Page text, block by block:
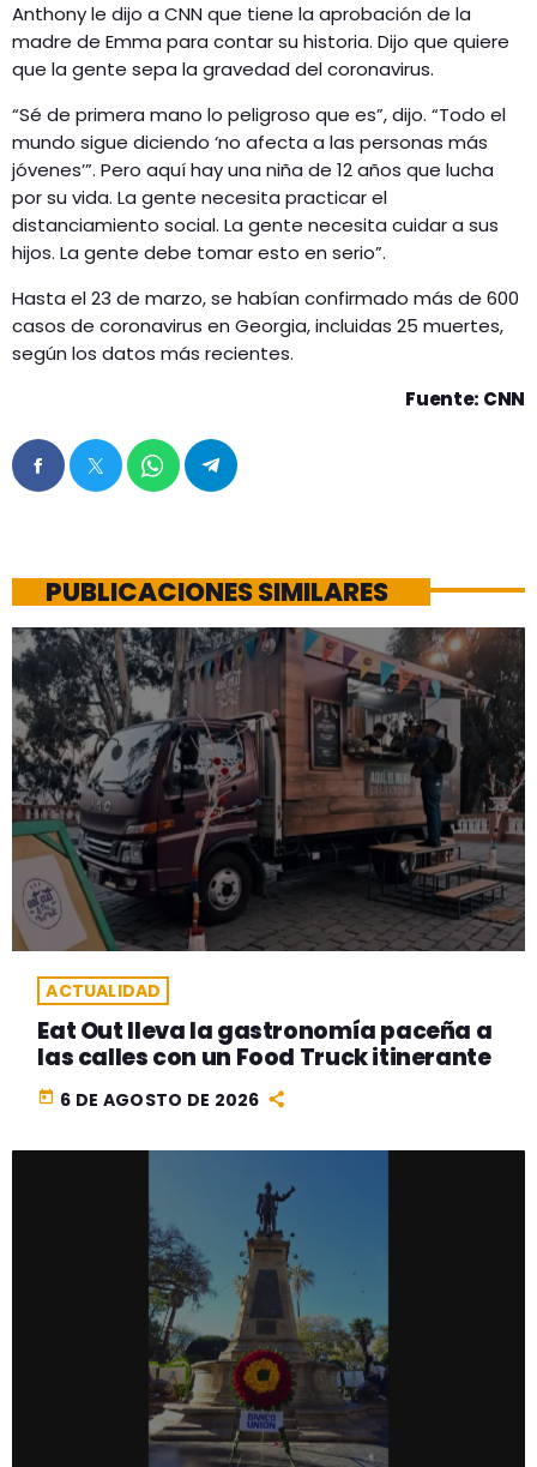
Anthony le dijo a CNN que tiene la aprobación de la
madre de Emma para contar su historia. Dijo que quiere
que la gente sepa la gravedad del coronavirus.
“Sé de primera mano lo peligroso que es”, dijo. “Todo el
mundo sigue diciendo ‘no afecta a las personas más
jóvenes’”. Pero aquí hay una niña de 12 años que lucha
por su vida. La gente necesita practicar el
distanciamiento social. La gente necesita cuidar a sus
hijos. La gente debe tomar esto en serio”.
Hasta el 23 de marzo, se habían confirmado más de 600
casos de coronavirus en Georgia, incluidas 25 muertes,
según los datos más recientes.
Fuente: CNN
PUBLICACIONES SIMILARES
ACTUALIDAD
Eat Out lleva la gastronomía paceña a
las calles con un Food Truck itinerante
today 6 DE AGOSTO DE 2026